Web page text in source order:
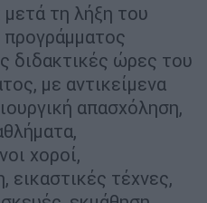
μετά τη λήξη του
διδακτικές ώρες του
με αντικείμενα
απασχόληση,
χοροί,
εικαστικές τέχνες,